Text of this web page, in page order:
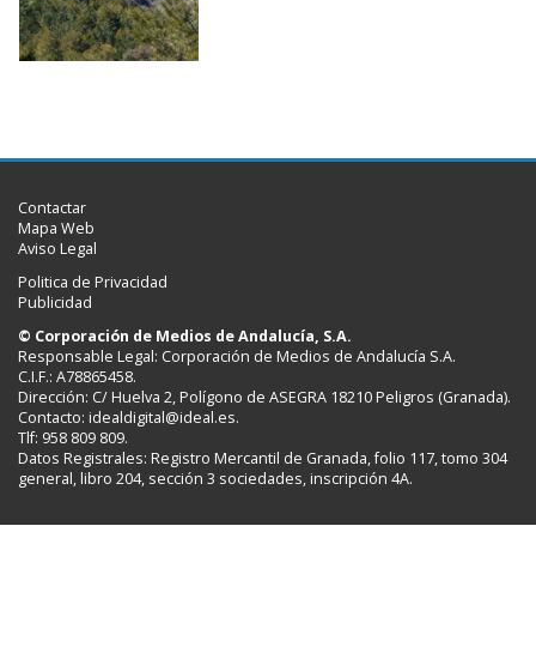
Contactar
Mapa Web
Aviso Legal
Politica de Privacidad
Publicidad
© Corporación de Medios de Andalucía, S.A.
Responsable Legal: Corporación de Medios de Andalucía S.A.
C.I.F.: A78865458.
Dirección: C/ Huelva 2, Polígono de ASEGRA 18210 Peligros (Granada).
Contacto: idealdigital@ideal.es.
Tlf: 958 809 809.
Datos Registrales: Registro Mercantil de Granada, folio 117, tomo 304
general, libro 204, sección 3 sociedades, inscripción 4A.